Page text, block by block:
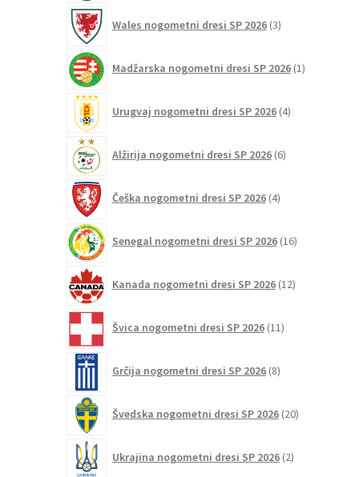
Wales nogometni dresi SP 2026 3izdelki
Madžarska nogometni dresi SP 2026 1izdelek
Urugvaj nogometni dresi SP 2026 4izdelki
Alžirija nogometni dresi SP 2026 6izdelkov
Češka nogometni dresi SP 2026 4izdelki
Senegal nogometni dresi SP 2026 16izdelkov
Kanada nogometni dresi SP 2026 12izdelkov
Švica nogometni dresi SP 2026 11izdelkov
Grčija nogometni dresi SP 2026 8izdelkov
Švedska nogometni dresi SP 2026 20izdelkov
Ukrajina nogometni dresi SP 2026 2izdelka